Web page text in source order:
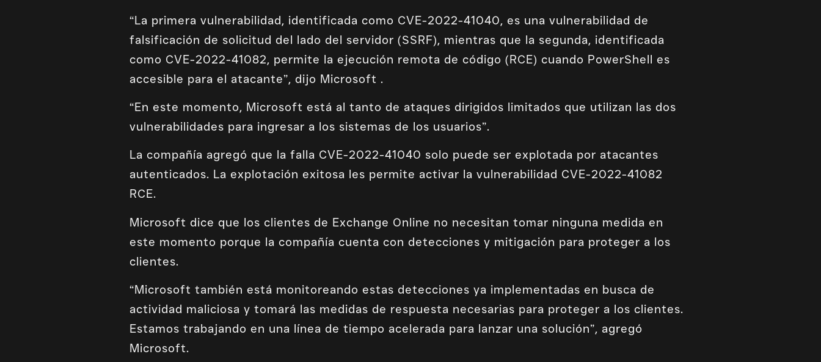
“La primera vulnerabilidad, identificada como CVE-2022-41040, es una vulnerabilidad de
falsificación de solicitud del lado del servidor (SSRF), mientras que la segunda, identificada
como CVE-2022-41082, permite la ejecución remota de código (RCE) cuando PowerShell es
accesible para el atacante”, dijo Microsoft .
“En este momento, Microsoft está al tanto de ataques dirigidos limitados que utilizan las dos
vulnerabilidades para ingresar a los sistemas de los usuarios”.
La compañía agregó que la falla CVE-2022-41040 solo puede ser explotada por atacantes
autenticados. La explotación exitosa les permite activar la vulnerabilidad CVE-2022-41082
RCE.
Microsoft dice que los clientes de Exchange Online no necesitan tomar ninguna medida en
este momento porque la compañía cuenta con detecciones y mitigación para proteger a los
clientes.
“Microsoft también está monitoreando estas detecciones ya implementadas en busca de
actividad maliciosa y tomará las medidas de respuesta necesarias para proteger a los clientes.
Estamos trabajando en una línea de tiempo acelerada para lanzar una solución”, agregó
Microsoft.